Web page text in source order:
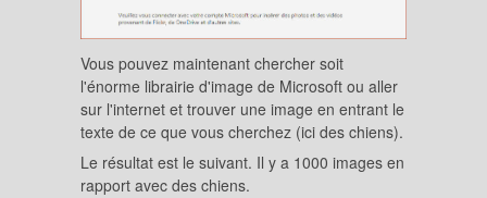
Vous pouvez maintenant chercher soit
l'énorme librairie d'image de Microsoft ou aller
sur l'internet et trouver une image en entrant le
texte de ce que vous cherchez (ici des chiens).
Le résultat est le suivant. Il y a 1000 images en
rapport avec des chiens.